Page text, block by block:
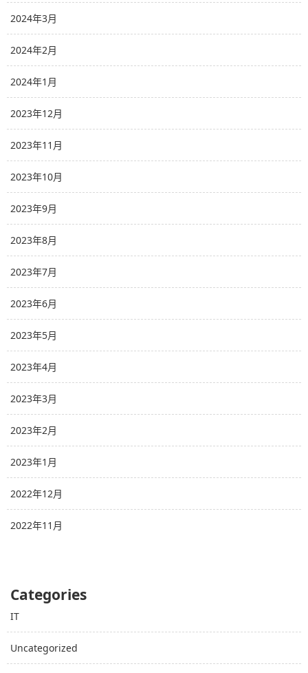
2024年3月
2024年2月
2024年1月
2023年12月
2023年11月
2023年10月
2023年9月
2023年8月
2023年7月
2023年6月
2023年5月
2023年4月
2023年3月
2023年2月
2023年1月
2022年12月
2022年11月
Categories
IT
Uncategorized